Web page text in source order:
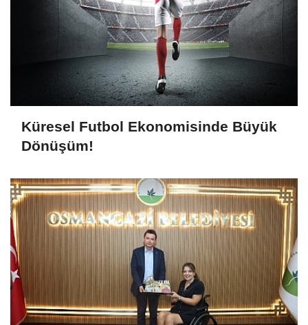
Küresel Futbol Ekonomisinde Büyük
Dönüşüm!